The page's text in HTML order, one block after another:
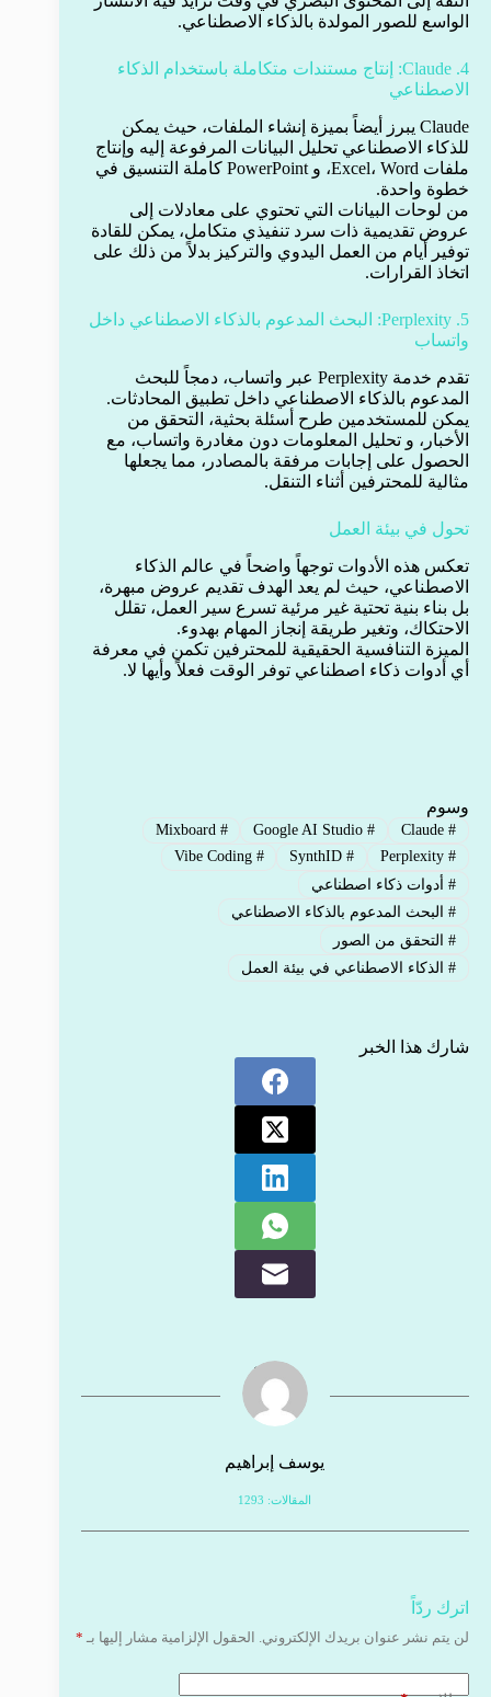
الواسع للصور المولدة بالذكاء الاصطناعي.
4. Claude: إنتاج مستندات متكاملة باستخدام الذكاء
الاصطناعي
Claude يبرز أيضاً بميزة إنشاء الملفات، حيث يمكن
للذكاء الاصطناعي تحليل البيانات المرفوعة إليه وإنتاج
ملفات Excel، Word، و PowerPoint كاملة التنسيق في
خطوة واحدة.
من لوحات البيانات التي تحتوي على معادلات إلى
عروض تقديمية ذات سرد تنفيذي متكامل، يمكن للقادة
توفير أيام من العمل اليدوي والتركيز بدلاً من ذلك على
اتخاذ القرارات.
5. Perplexity: البحث المدعوم بالذكاء الاصطناعي داخل
واتساب
تقدم خدمة Perplexity عبر واتساب، دمجاً للبحث
المدعوم بالذكاء الاصطناعي داخل تطبيق المحادثات.
يمكن للمستخدمين طرح أسئلة بحثية، التحقق من
الأخبار، و تحليل المعلومات دون مغادرة واتساب، مع
الحصول على إجابات مرفقة بالمصادر، مما يجعلها
مثالية للمحترفين أثناء التنقل.
تحول في بيئة العمل
تعكس هذه الأدوات توجهاً واضحاً في عالم الذكاء
الاصطناعي، حيث لم يعد الهدف تقديم عروض مبهرة،
بل بناء بنية تحتية غير مرئية تسرع سير العمل، تقلل
الاحتكاك، وتغير طريقة إنجاز المهام بهدوء.
الميزة التنافسية الحقيقية للمحترفين تكمن في معرفة
أي أدوات ذكاء اصطناعي توفر الوقت فعلاً وأيها لا.
وسوم
#
Claude
#
Google AI Studio
#
Mixboard
#
Perplexity
#
SynthID
#
Vibe Coding
#أدوات ذكاء اصطناعي
#البحث المدعوم بالذكاء الاصطناعي
#التحقق من الصور
#الذكاء الاصطناعي في بيئة العمل
شارك هذا الخبر
يوسف إبراهيم
المقالات: 1293
اترك ردّاً
لن يتم نشر عنوان بريدك الإلكتروني. الحقول الإلزامية مشار إليها بـ *